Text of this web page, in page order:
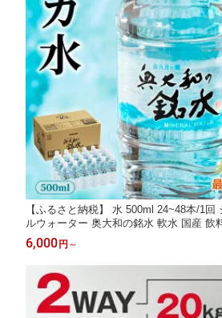
【ふるさと納税】 水 500ml 24~48本/1回
ルウォーター 奥大和の銘水 軟水 国産 飲
用品 長期保存 備蓄 防災 災害 非常用 避
ふるさと納税 水 500ml 水 定期便 奈良県
6,000円 ～